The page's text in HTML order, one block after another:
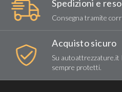
Spedizioni e reso
Consegna tramite
Acquisto sicuro
Su autoattrezzature.it
sempre protetti.